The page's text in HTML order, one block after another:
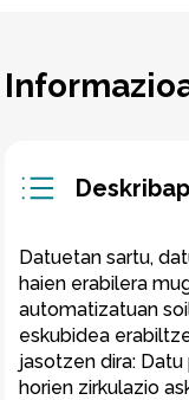
Datuetan sartu,
haien erabilera
automatizatuan
eskubidea
jasotzen dira:
horien zirkulazio